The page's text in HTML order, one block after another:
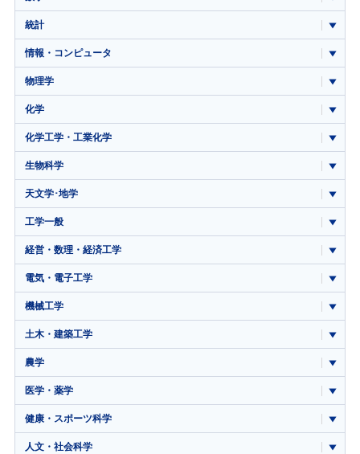
統計
情報・コンピュータ
物理学
化学
化学工学・工業化学
生物科学
天文学･地学
工学一般
経営・数理・経済工学
電気・電子工学
機械工学
土木・建築工学
農学
医学・薬学
健康・スポーツ科学
人文・社会科学